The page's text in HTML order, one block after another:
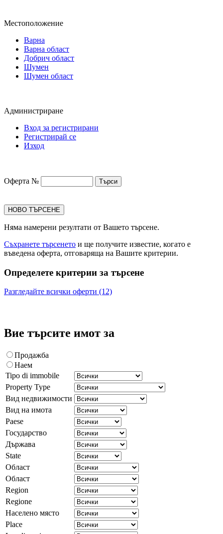
Местоположение
Варна
Варна област
Добрич област
Шумен
Шумен област
Администриране
Вход за регистрирани
Регистрирай се
Изход
Оферта №
НОВО ТЪРСЕНЕ
Няма намерени резултати от Вашето търсене.
Съхранете търсенето и ще получите известие, когато е
въведена оферта, отговаряща на Вашите критерии.
Определете критерии за търсене
Разгледайте всички оферти (12)
Вие търсите имот за
Продажба
Наем
Tipo di immobile
Property Type
Вид недвижимости
Вид на имота
Paese
Государство
Държава
State
Област
Област
Region
Regione
Населено място
Place